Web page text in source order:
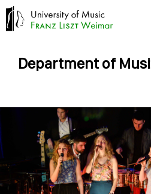
Department of